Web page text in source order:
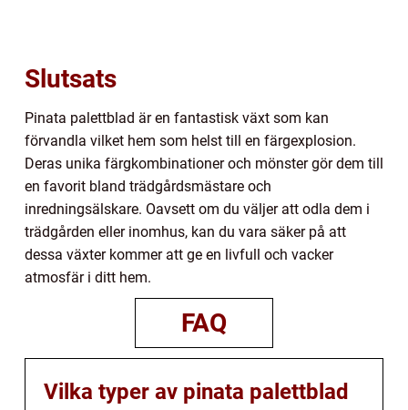
Slutsats
Pinata palettblad är en fantastisk växt som kan
förvandla vilket hem som helst till en färgexplosion.
Deras unika färgkombinationer och mönster gör dem till
en favorit bland trädgårdsmästare och
inredningsälskare. Oavsett om du väljer att odla dem i
trädgården eller inomhus, kan du vara säker på att
dessa växter kommer att ge en livfull och vacker
atmosfär i ditt hem.
FAQ
Vilka typer av pinata palettblad